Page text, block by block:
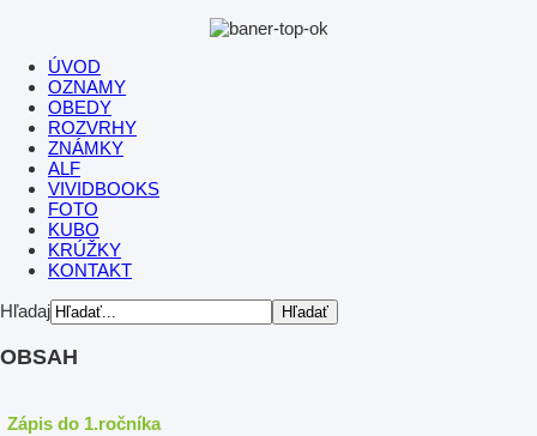
ÚVOD
OZNAMY
OBEDY
ROZVRHY
ZNÁMKY
ALF
VIVIDBOOKS
FOTO
KUBO
KRÚŽKY
KONTAKT
Hľadaj
OBSAH
Zápis do 1.ročníka